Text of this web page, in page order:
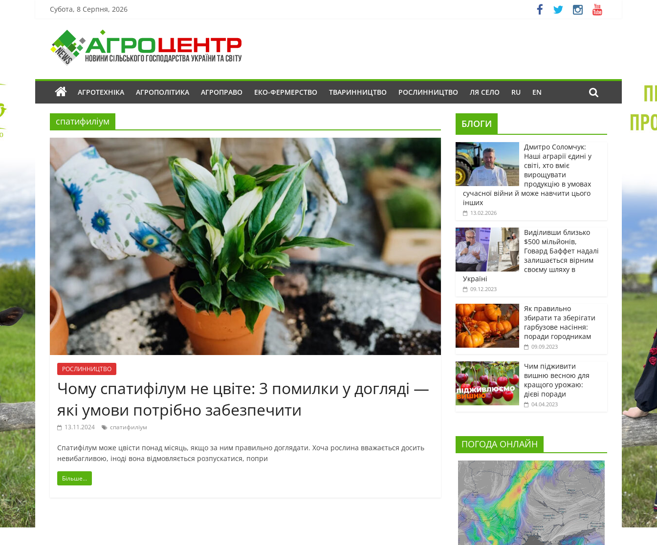
Субота, 8 Серпня, 2026
АГРОТЕХНІКА АГРОПОЛІТИКА АГРОПРАВО ЕКО-ФЕРМЕРСТВО ТВАРИННИЦТВО РОСЛИННИЦТВО ЛЯ СЕЛО RU EN
спатифиліум
РОСЛИННИЦТВО
Чому спатифілум не цвіте: 3 помилки у догляді —
які умови потрібно забезпечити
13.11.2024 спатифиліум
Спатифілум може цвісти понад місяць, якщо за ним правильно доглядати. Хоча рослина вважається досить
невибагливою, іноді вона відмовляється розпускатися, попри
Більше...
БЛОГИ
Дмитро Соломчук:
Наші аграрії єдині у
світі, хто вміє
вирощувати
продукцію в умовах
сучасної війни й може навчити цього
інших
13.02.2026
Виділивши близько
$500 мільйонів,
Говард Баффет надалі
залишається вірним
своєму шляху в
Україні
09.12.2023
Як правильно
збирати та зберігати
гарбузове насіння:
поради городникам
09.09.2023
Чим підживити
вишню весною для
кращого урожаю:
дієві поради
04.04.2023
ПОГОДА ОНЛАЙН